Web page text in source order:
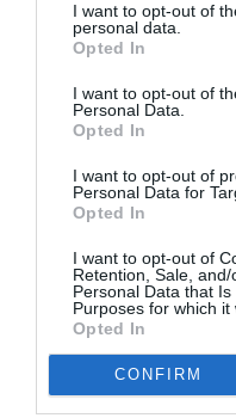
I want to opt-out of
personal data.
Opted In
I want to opt-out of
Personal Data.
Opted In
I want to opt-out of
Personal Data for
Opted In
I want to opt-out of
Retention, Sale,
Personal Data that
Purposes for which it
Opted In
CONFIRM
τους 5 διακεκριμένους
εμπλουτισμένο και με
όπως λέει και η ίδια:
από εκεί που την
ΠΑΡΑΣΚΕΥΗ 12
Ένα φαντασμαγορικό
ιπτάμενα μαγικά χαλιά,
μυστηριώδεις μάγους,
ακόμη εκπλήξεις που
παράσταση γεμάτη